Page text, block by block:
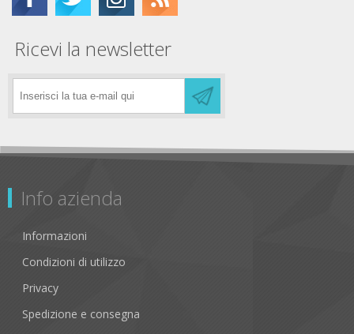
Ricevi la newsletter
Info azienda
Informazioni
Condizioni di utilizzo
Privacy
Spedizione e consegna